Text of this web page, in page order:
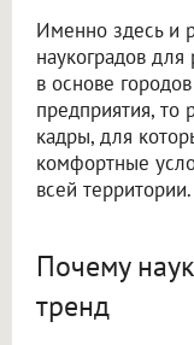
Именно здесь и
наукоградов
в основе
предприятия, то
кадры, для
комфортные
всей территории.
Почему
тренд